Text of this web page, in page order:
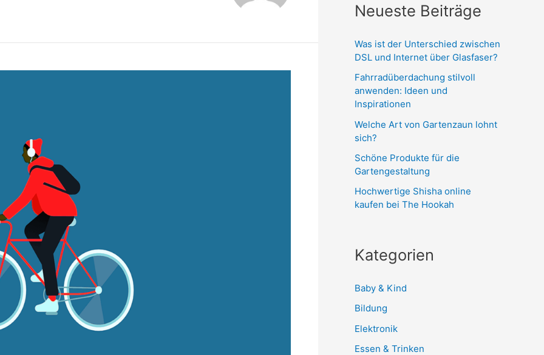
Neueste Beiträge
Was ist der Unterschied zwischen
DSL und Internet über Glasfaser?
Fahrradüberdachung stilvoll
anwenden: Ideen und
Inspirationen
Welche Art von Gartenzaun lohnt
sich?
Schöne Produkte für die
Gartengestaltung
Hochwertige Shisha online
kaufen bei The Hookah
Kategorien
Baby & Kind
Bildung
Elektronik
Essen & Trinken